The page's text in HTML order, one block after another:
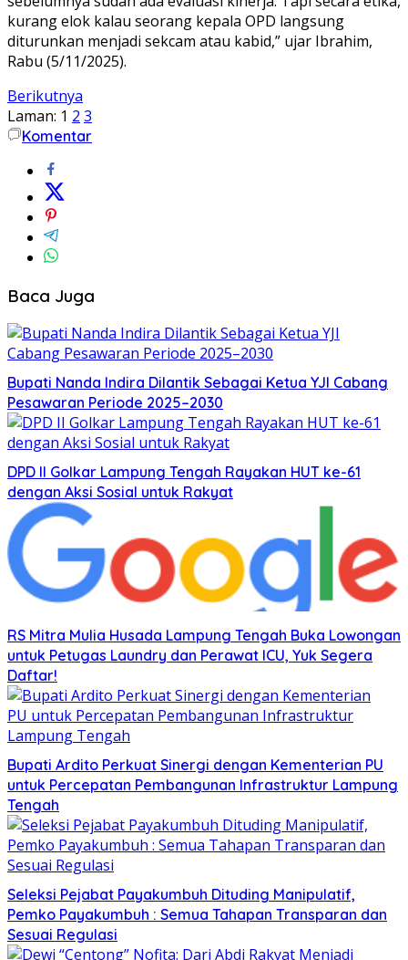
kurang elok kalau seorang kepala OPD langsung
diturunkan menjadi sekcam atau kabid,” ujar Ibrahim,
Rabu (5/11/2025).
Berikutnya
Laman: 1 2 3
Komentar
Baca Juga
Bupati Nanda Indira Dilantik Sebagai Ketua YJI Cabang
Pesawaran Periode 2025–2030
DPD II Golkar Lampung Tengah Rayakan HUT ke-61
dengan Aksi Sosial untuk Rakyat
RS Mitra Mulia Husada Lampung Tengah Buka Lowongan
untuk Petugas Laundry dan Perawat ICU, Yuk Segera
Daftar!
Bupati Ardito Perkuat Sinergi dengan Kementerian PU
untuk Percepatan Pembangunan Infrastruktur Lampung
Tengah
Seleksi Pejabat Payakumbuh Dituding Manipulatif,
Pemko Payakumbuh : Semua Tahapan Transparan dan
Sesuai Regulasi